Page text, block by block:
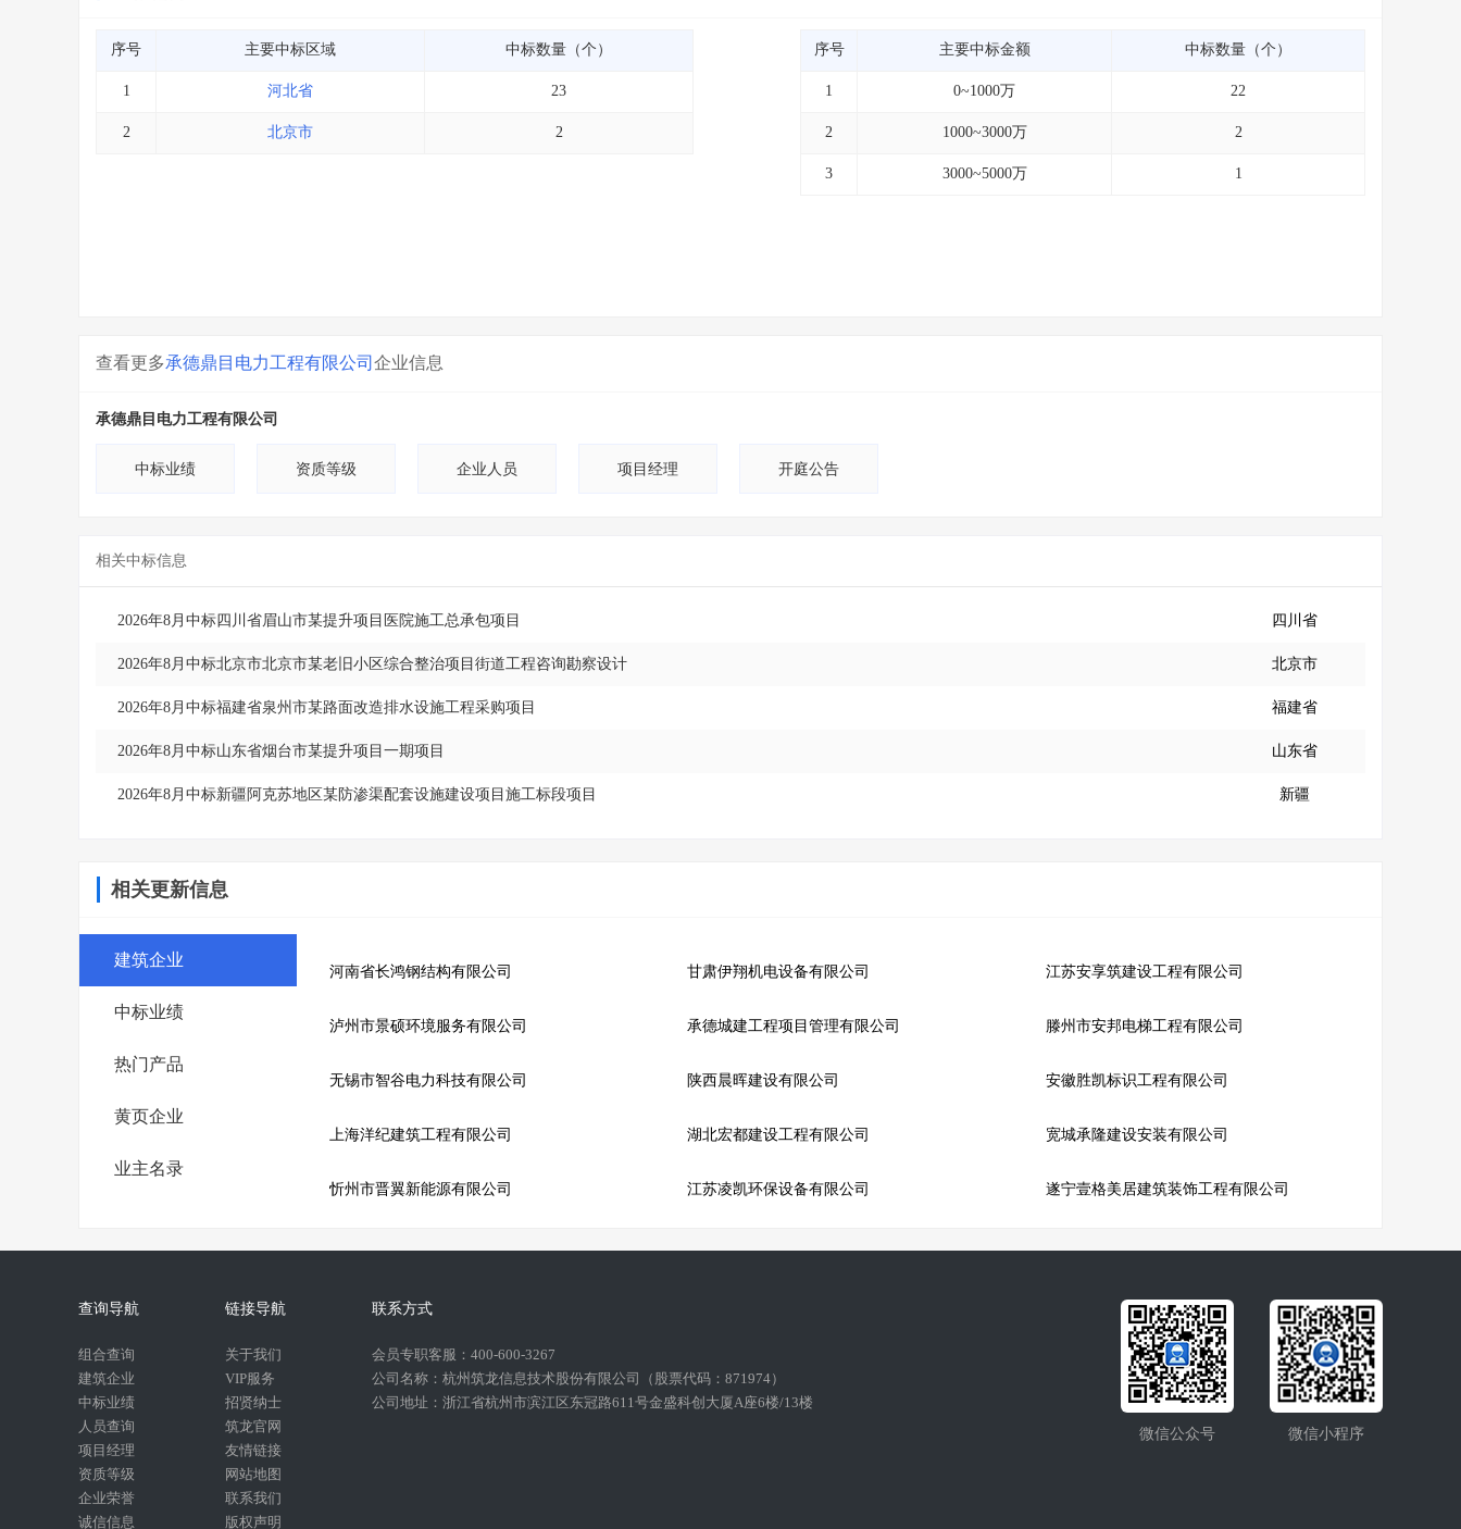
序号 主要中标区域 中标数量（个）
1 河北省 23
2 北京市 2
序号 主要中标金额 中标数量（个）
1 0~1000万 22
2 1000~3000万 2
3 3000~5000万 1
查看更多承德鼎目电力工程有限公司 企业信息
承德鼎目电力工程有限公司
中标业绩 资质等级 企业人员 项目经理 开庭公告
相关中标信息
2026年8月中标四川省眉山市某提升项目医院施工总承包项目 四川省
2026年8月中标北京市北京市某老旧小区综合整治项目街道工程咨询勘察设计 北京市
2026年8月中标福建省泉州市某路面改造排水设施工程采购项目 福建省
2026年8月中标山东省烟台市某提升项目一期项目 山东省
2026年8月中标新疆阿克苏地区某防渗渠配套设施建设项目施工标段项目 新疆
相关更新信息
建筑企业
中标业绩
热门产品
黄页企业
业主名录
河南省长鸿钢结构有限公司 甘肃伊翔机电设备有限公司 江苏安享筑建设工程有限公司
泸州市景硕环境服务有限公司 承德城建工程项目管理有限公司 滕州市安邦电梯工程有限公司
无锡市智谷电力科技有限公司 陕西晨晖建设有限公司 安徽胜凯标识工程有限公司
上海洋纪建筑工程有限公司 湖北宏都建设工程有限公司 宽城承隆建设安装有限公司
忻州市晋翼新能源有限公司 江苏凌凯环保设备有限公司 遂宁壹格美居建筑装饰工程有限公司
查询导航
组合查询
建筑企业
中标业绩
人员查询
项目经理
资质等级
企业荣誉
诚信信息
链接导航
关于我们
VIP服务
招贤纳士
筑龙官网
友情链接
网站地图
联系我们
版权声明
联系方式
会员专职客服：400-600-3267
公司名称：杭州筑龙信息技术股份有限公司（股票代码：871974）
公司地址：浙江省杭州市滨江区东冠路611号金盛科创大厦A座6楼/13楼
微信公众号
微信小程序